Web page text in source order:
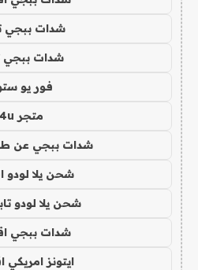
شدات ببجي
شدات ببجي
فور يو
متجر 4u
شدات ببجي عن
شحن يلا لودو
شحن يلا لودو
شدات ببجي
ايتونز